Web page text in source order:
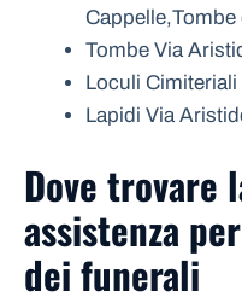
Tombe Via
Loculi
Lapidi Via
Dove trovare
assistenza
dei funerali